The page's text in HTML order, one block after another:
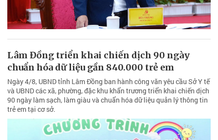
Lâm Đồng triển khai chiến dịch 90 ngày
chuẩn hóa dữ liệu gần 840.000 trẻ em
Ngày 4/8, UBND tỉnh Lâm Đồng ban hành công văn yêu cầu Sở Y tế
và UBND các xã, phường, đặc khu khẩn trương triển khai chiến dịch
90 ngày làm sạch, làm giàu và chuẩn hóa dữ liệu quản lý thông tin
trẻ em tại cơ sở.